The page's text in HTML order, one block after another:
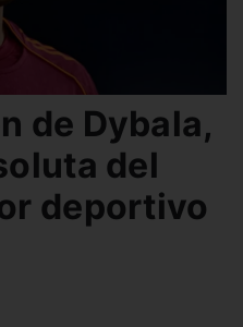
de Dybala,
del
deportivo